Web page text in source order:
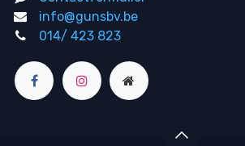
info@gunsbv.be
014/ 423 823